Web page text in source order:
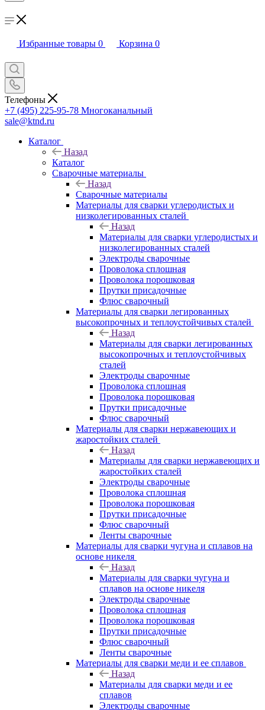
Избранные товары 0 Корзина 0
Телефоны
+7 (495) 225-95-78 Многоканальный
sale@ktnd.ru
Каталог
Назад
Каталог
Сварочные материалы
Назад
Сварочные материалы
Материалы для сварки углеродистых и
низколегированных сталей
Назад
Материалы для сварки углеродистых и
низколегированных сталей
Электроды сварочные
Проволока сплошная
Проволока порошковая
Прутки присадочные
Флюс сварочный
Материалы для сварки легированных
высокопрочных и теплоустойчивых сталей
Назад
Материалы для сварки легированных
высокопрочных и теплоустойчивых
сталей
Электроды сварочные
Проволока сплошная
Проволока порошковая
Прутки присадочные
Флюс сварочный
Материалы для сварки нержавеющих и
жаростойких сталей
Назад
Материалы для сварки нержавеющих и
жаростойких сталей
Электроды сварочные
Проволока сплошная
Проволока порошковая
Прутки присадочные
Флюс сварочный
Ленты сварочные
Материалы для сварки чугуна и сплавов на
основе никеля
Назад
Материалы для сварки чугуна и
сплавов на основе никеля
Электроды сварочные
Проволока сплошная
Проволока порошковая
Прутки присадочные
Флюс сварочный
Ленты сварочные
Материалы для сварки меди и ее сплавов
Назад
Материалы для сварки меди и ее
сплавов
Электроды сварочные